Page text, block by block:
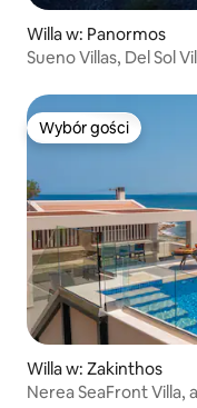
Willa w: Panormos
Sueno Villas, Del Sol
Wybór gości
Wybór gości
Willa w: Zakinthos
Nerea SeaFront Villa,